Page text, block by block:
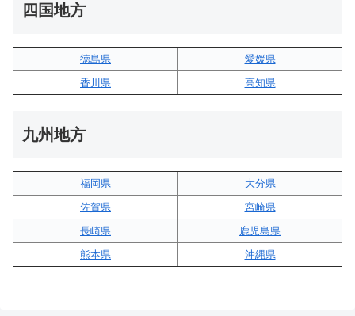
四国地方
徳島県
愛媛県
香川県
高知県
九州地方
福岡県
大分県
佐賀県
宮崎県
長崎県
鹿児島県
熊本県
沖縄県